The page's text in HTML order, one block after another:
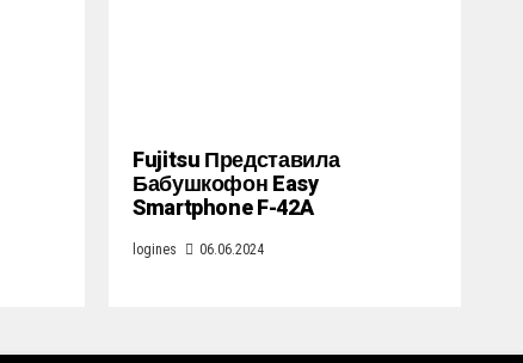
Fujitsu Представила
Бабушкофон Easy
Smartphone F-42A
logines 06.06.2024